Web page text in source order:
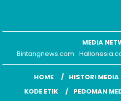
MEDIA
Bintangnews.com
HOME HISTORI MEDIA
KODE ETIK
PEDOMAN